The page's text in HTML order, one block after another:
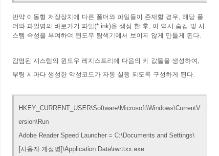
만약 이동형 저장장치에 다른 폴더와 파일들이 존재할 경우, 해당 폴
더와 파일명의 바로가기 파일(*.ink)을 생성 한 후, 이 역시 숨김 및 시
스템 속성을 부여하여 윈도우 탐색기에서 보이지 않게 만들게 된다.
감염된 시스템의 윈도우 레지스트리에 다음의 키 값들을 생성하여,
부팅 시마다 생성한 악성코드가 자동 실행 되도록 구성하게 된다.
HKEY_CURRENT_USER\Software\Microsoft\Windows\CurrentV
ersion\Run
Adobe Reader Speed Launcher = C:\Documents and Settings\
[사용자 계정명]\Application Data\rwrttxx.exe